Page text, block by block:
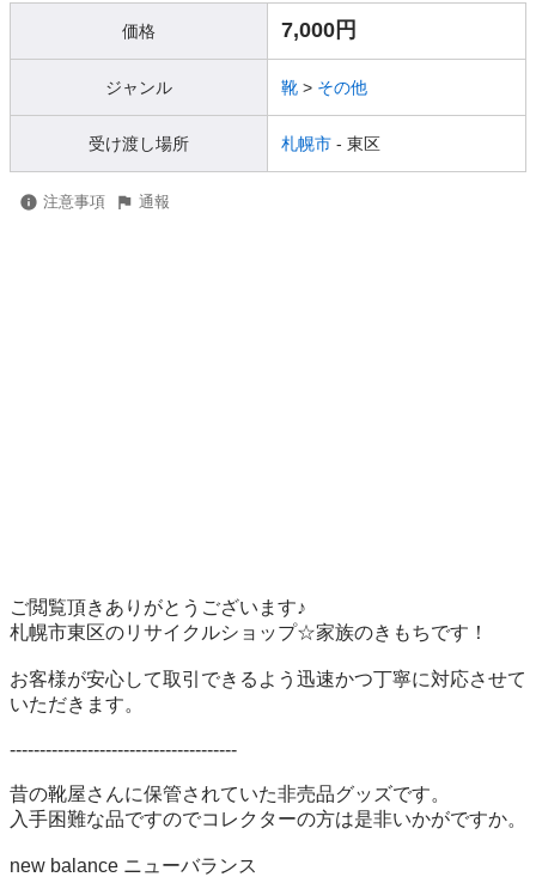
価格 7,000円
ジャンル 靴 > その他
受け渡し場所 札幌市 - 東区
注意事項 通報
ご閲覧頂きありがとうございます♪
札幌市東区のリサイクルショップ☆家族のきもちです！
お客様が安心して取引できるよう迅速かつ丁寧に対応させて
いただきます。
--------------------------------------
昔の靴屋さんに保管されていた非売品グッズです。
入手困難な品ですのでコレクターの方は是非いかがですか。
new balance ニューバランス